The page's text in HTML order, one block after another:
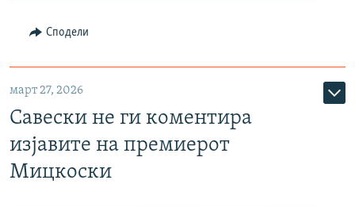
Сподели
март 27, 2026
Савески не ги коментира
изјавите на премиерот
Мицкоски